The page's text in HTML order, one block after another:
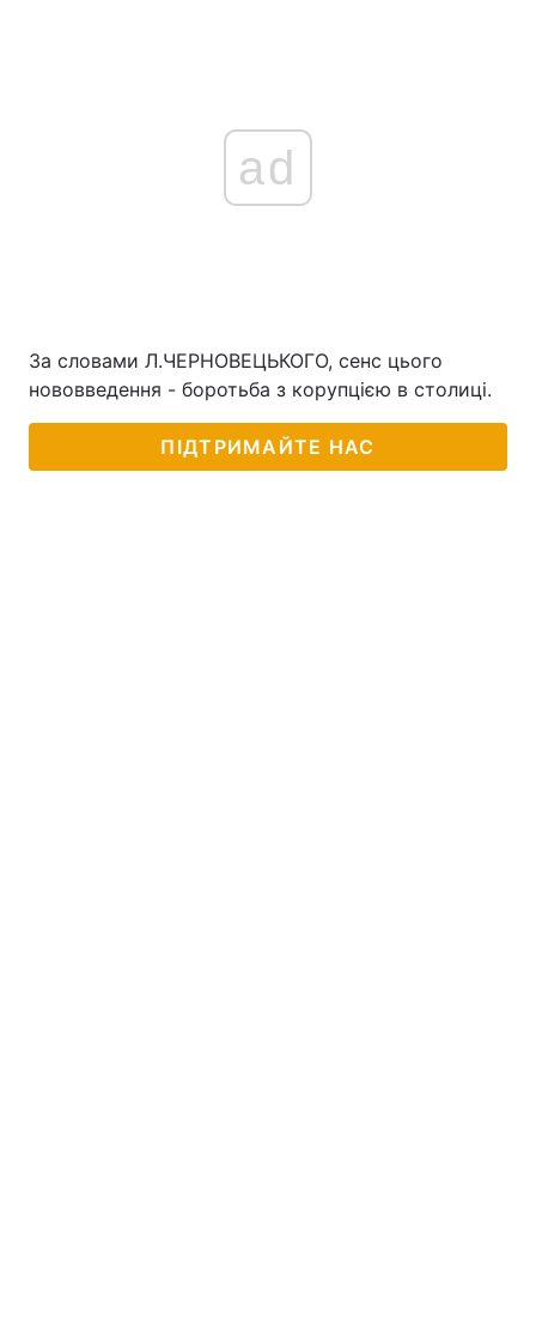
ad
За словами Л.ЧЕРНОВЕЦЬКОГО, сенс цього
нововведення - боротьба з корупцією в столиці.
ПІДТРИМАЙТЕ НАС